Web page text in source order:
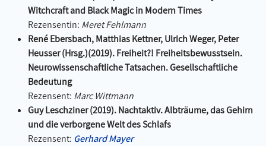
Witchcraft and Black Magic in Modern Times
Rezensentin: Meret Fehlmann
René Ebersbach, Matthias Kettner, Ulrich Weger, Peter
Heusser (Hrsg.)(2019). Freiheit?! Freiheitsbewusstsein.
Neurowissenschaftliche Tatsachen. Gesellschaftliche
Bedeutung
Rezensent: Marc Wittmann
Guy Leschziner (2019). Nachtaktiv. Albträume, das Gehirn
und die verborgene Welt des Schlafs
Rezensent: Gerhard Mayer